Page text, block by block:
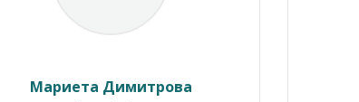
Димитър